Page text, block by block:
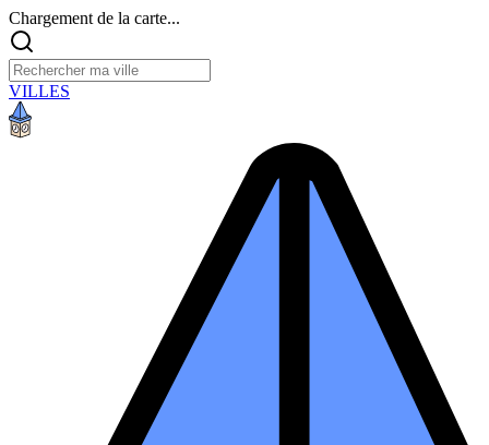
Chargement de la carte...
VILLES